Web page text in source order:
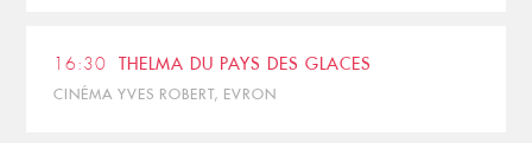
16:30 THELMA DU PAYS DES GLACES
CINÉMA YVES ROBERT, EVRON